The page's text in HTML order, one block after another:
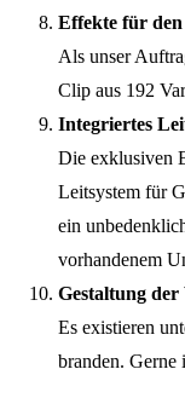
Effekte für
Als unser
Clip aus 192
Integriertes
Die exklusiven
Leitsystem für
ein
vorhandenem
Gestaltung
Es existieren
branden. Gerne